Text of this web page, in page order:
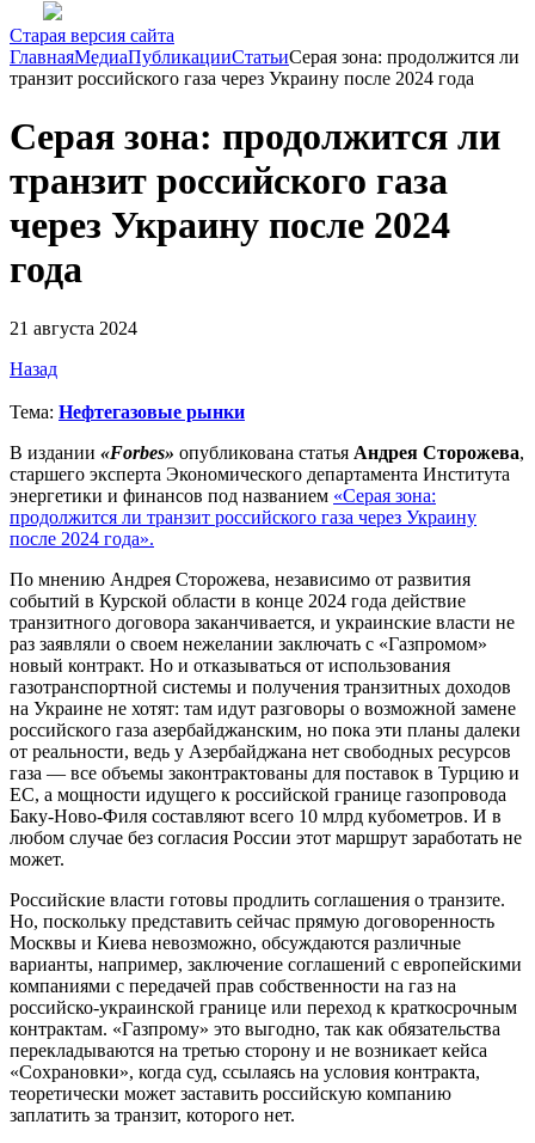
Старая версия сайта
ГлавнаяМедиаПубликацииСтатьиСерая зона: продолжится ли
транзит российского газа через Украину после 2024 года
Серая зона: продолжится ли
транзит российского газа
через Украину после 2024
года
21 августа 2024
Назад
Тема: Нефтегазовые рынки
В издании «Forbes» опубликована статья Андрея Сторожева,
старшего эксперта Экономического департамента Института
энергетики и финансов под названием «Серая зона:
продолжится ли транзит российского газа через Украину
после 2024 года».
По мнению Андрея Сторожева, независимо от развития
событий в Курской области в конце 2024 года действие
транзитного договора заканчивается, и украинские власти не
раз заявляли о своем нежелании заключать с «Газпромом»
новый контракт. Но и отказываться от использования
газотранспортной системы и получения транзитных доходов
на Украине не хотят: там идут разговоры о возможной замене
российского газа азербайджанским, но пока эти планы далеки
от реальности, ведь у Азербайджана нет свободных ресурсов
газа — все объемы законтрактованы для поставок в Турцию и
ЕС, а мощности идущего к российской границе газопровода
Баку-Ново-Филя составляют всего 10 млрд кубометров. И в
любом случае без согласия России этот маршрут заработать не
может.
Российские власти готовы продлить соглашения о транзите.
Но, поскольку представить сейчас прямую договоренность
Москвы и Киева невозможно, обсуждаются различные
варианты, например, заключение соглашений с европейскими
компаниями с передачей прав собственности на газ на
российско-украинской границе или переход к краткосрочным
контрактам. «Газпрому» это выгодно, так как обязательства
перекладываются на третью сторону и не возникает кейса
«Сохрановки», когда суд, ссылаясь на условия контракта,
теоретически может заставить российскую компанию
заплатить за транзит, которого нет.